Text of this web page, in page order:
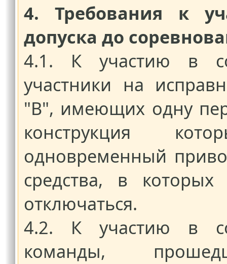
4. Требования к
допуска до
4.1. К участию в
участники на
"B", имеющих одну
конструкция
одновременный
средства, в
отключаться.
4.2. К участию в
команды,